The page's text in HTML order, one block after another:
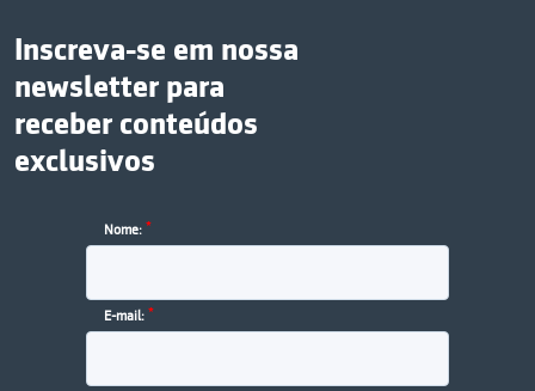
Inscreva-se em nossa
newsletter para
receber conteúdos
exclusivos
Nome: *
E-mail: *